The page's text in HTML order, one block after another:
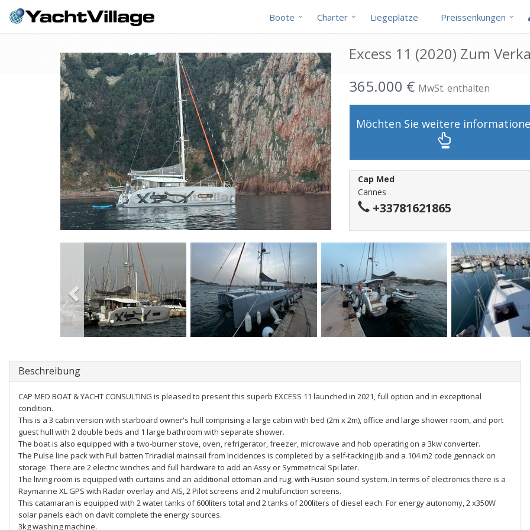
Boote Charter Liegeplätze Preissenkungen
Excess 11 (2020) Zum
365.000 € MwSt. enthalten
Möchten Sie weitere
Cap Med
Cannes
+33781621865
Beschreibung
CAP MED BOAT & YACHT CONSULTING is pleased to present this superb EXCESS 11 launched in 2021, full option and in exceptional
condition.
This is a 3 cabin version with starboard owner's hull comprising a large cabin with bed (2m x 2m), office and large shower room, and port
guest hull with 2 double beds and 1 large bathroom with separate shower.
The boat is also equipped with a two-burner stove, oven, refrigerator, freezer, microwave and hob operating on a 3kw converter.
The Pulse line pack with Full batten Triradial mainsail from Incidences is completed by a self-tacking jib and a 104 m2 code gennack on
storage. There are 2 electric winches and full hardware to add an Assy or Symmetrical Spi later.
The living room is equipped with curtains and an additional ottoman and rug, with Fusion sound system. In terms of electronics there is a
Raymarine XL GPS with Radar overlay and AIS, 2 Pilot screens and 2 multifunction screens.
This catamaran is equipped with 2 water tanks of 600liters total and 2 tanks of 200liters of diesel each. For energy autonomy, 2 x350W
solar panels each on davit complete the energy sources.
3kg washing machine.